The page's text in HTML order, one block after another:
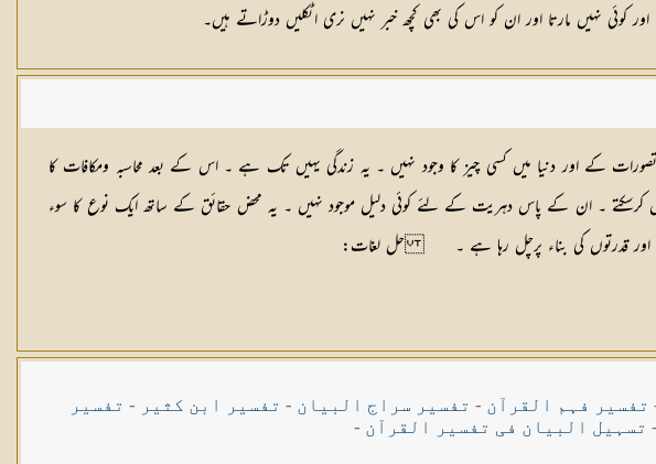
کے اور دنیا میں کسی چیز کا وجود نہیں ۔ یہ زندگی یہیں تک ہے ۔ اس کے بعد محاسبہ ومکافات کا
کرسکتے ۔ ان کے پاس دہریت کے لئے کوئی دلیل موجود نہیں ۔ یہ محض حقائق کے ساتھ ایک نوع کا سوء
اور قدرتوں کی بناء پرچل رہا ہے ۔حل لغات:
تفسیر فہم القرآن - تفسیر سراج البیان - تفسیر ابن کثیر - تفسیر
- تسہیل البیان فی تفسیر القرآن -